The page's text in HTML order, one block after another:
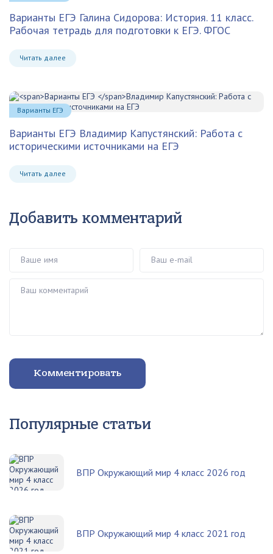
Варианты ЕГЭ Галина Сидорова: История. 11 класс.
Рабочая тетрадь для подготовки к ЕГЭ. ФГОС
Читать далее
Варианты ЕГЭ Владимир Капустянский: Работа с
историческими источниками на ЕГЭ
Читать далее
Варианты ЕГЭ
Добавить комментарий
Комментировать
Популярные статьи
ВПР Окружающий мир 4 класс 2026 год
ВПР Окружающий мир 4 класс 2021 год